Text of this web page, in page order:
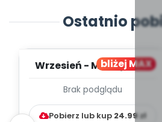
Ostatnio
bliżej MAX
Wrzesień - MIESIĘCZNY
WYCHOWAWCZO –
DYDAKTYC...
Brak podglądu
Pobierz lub kup 24.99zł